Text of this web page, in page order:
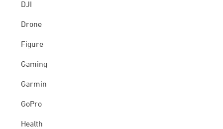
DJI
Drone
Figure
Gaming
Garmin
GoPro
Health